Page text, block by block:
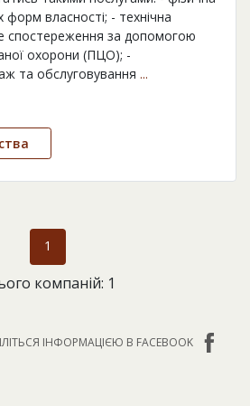
форм власності; - технічна
спостереження за допомогою
охорони (ПЦО); -
та обслуговування ...
1
компаній: 1
ІНФОРМАЦІЄЮ В FACEBOOK